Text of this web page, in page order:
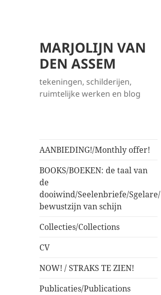
MARJOLIJN VAN
DEN ASSEM
tekeningen, schilderijen,
ruimtelijke werken en blog
AANBIEDING!/Monthly offer!
BOOKS/BOEKEN: de taal van
de
dooiwind/Seelenbriefe/Sgelare/
bewustzijn van schijn
Collecties/Collections
CV
NOW! / STRAKS TE ZIEN!
Publicaties/Publications